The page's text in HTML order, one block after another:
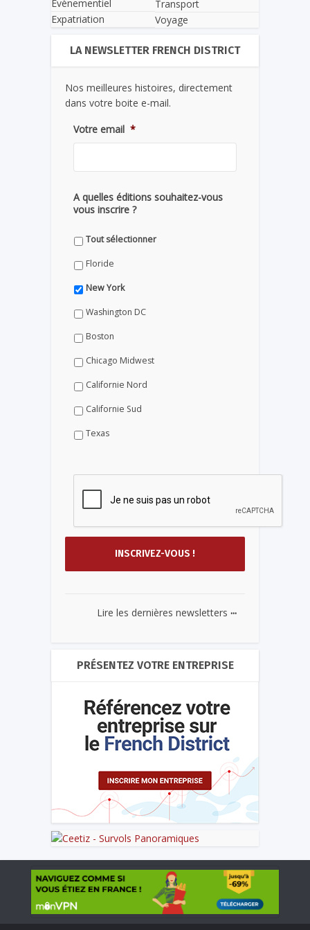
Evènementiel
Expatriation
Transport
Voyage
LA NEWSLETTER FRENCH DISTRICT
Nos meilleures histoires, directement
dans votre boite e-mail.
Votre email *
A quelles éditions souhaitez-vous
vous inscrire ?
Tout sélectionner
Floride
New York
Washington DC
Boston
Chicago Midwest
Californie Nord
Californie Sud
Texas
Lire les dernières newsletters ...
PRÉSENTEZ VOTRE ENTREPRISE